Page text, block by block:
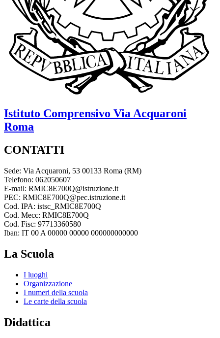
Istituto Comprensivo Via Acquaroni
Roma
CONTATTI
Sede: Via Acquaroni, 53 00133 Roma (RM)
Telefono: 062050607
E-mail: RMIC8E700Q@istruzione.it
PEC: RMIC8E700Q@pec.istruzione.it
Cod. IPA: istsc_RMIC8E700Q
Cod. Mecc: RMIC8E700Q
Cod. Fisc: 97713360580
Iban: IT 00 A 00000 00000 000000000000
La Scuola
I luoghi
Organizzazione
I numeri della scuola
Le carte della scuola
Didattica